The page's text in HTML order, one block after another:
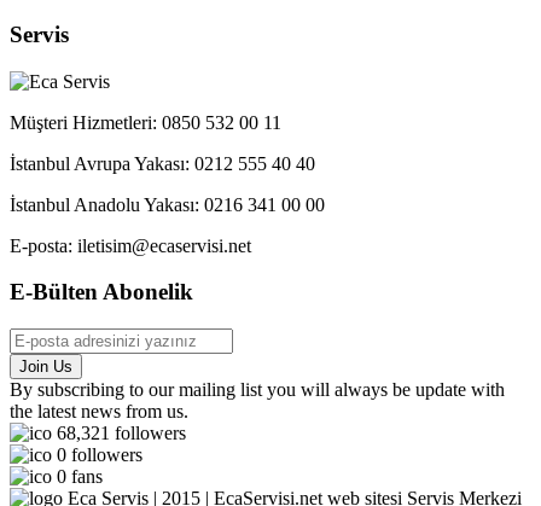
Servis
Müşteri Hizmetleri: 0850 532 00 11
İstanbul Avrupa Yakası: 0212 555 40 40
İstanbul Anadolu Yakası: 0216 341 00 00
E-posta: iletisim@ecaservisi.net
E-Bülten Abonelik
By subscribing to our mailing list you will always be update with
the latest news from us.
68,321 followers
0 followers
0 fans
Eca Servis | 2015 | EcaServisi.net web sitesi Servis Merkezi